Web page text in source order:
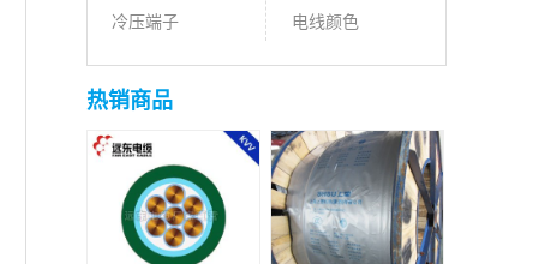
冷压端子
电线颜色
热销商品